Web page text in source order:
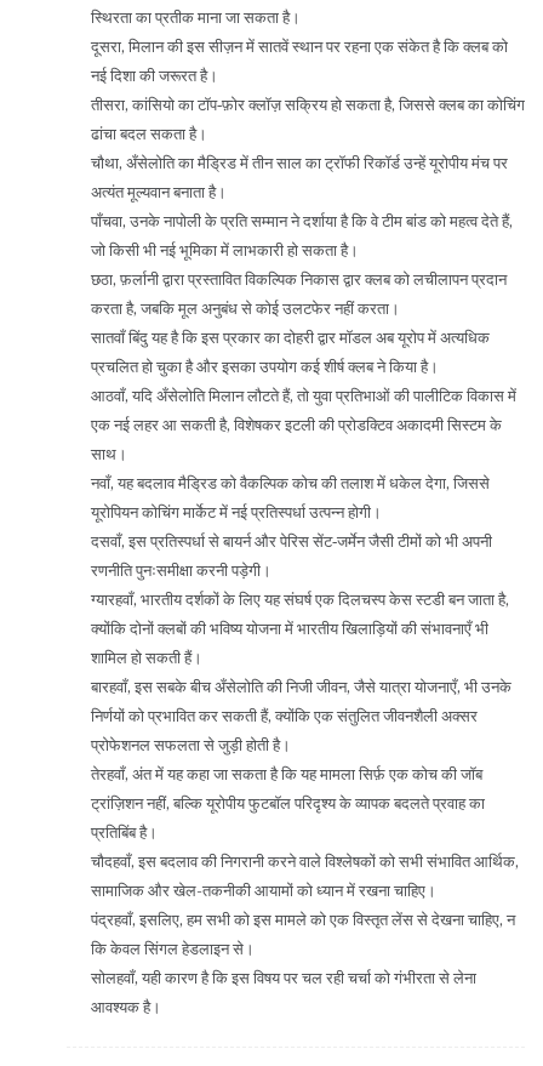
स्थिरता का प्रतीक माना जा सकता है।
दूसरा, मिलान की इस सीज़न में सातवें स्थान पर रहना एक संकेत है कि क्लब को
नई दिशा की जरूरत है।
तीसरा, कांसियो का टॉप‑फ़ोर क्लॉज़ सक्रिय हो सकता है, जिससे क्लब का कोचिंग
ढांचा बदल सकता है।
चौथा, अँसेलोति का मैड्रिड में तीन साल का ट्रॉफी रिकॉर्ड उन्हें यूरोपीय मंच पर
अत्यंत मूल्यवान बनाता है।
पाँचवा, उनके नापोली के प्रति सम्मान ने दर्शाया है कि वे टीम बांड को महत्व देते हैं,
जो किसी भी नई भूमिका में लाभकारी हो सकता है।
छठा, फ़र्लानी द्वारा प्रस्तावित विकल्पिक निकास द्वार क्लब को लचीलापन प्रदान
करता है, जबकि मूल अनुबंध से कोई उलटफेर नहीं करता।
सातवाँ बिंदु यह है कि इस प्रकार का दोहरी द्वार मॉडल अब यूरोप में अत्यधिक
प्रचलित हो चुका है और इसका उपयोग कई शीर्ष क्लब ने किया है।
आठवाँ, यदि अँसेलोति मिलान लौटते हैं, तो युवा प्रतिभाओं की पालीटिक विकास में
एक नई लहर आ सकती है, विशेषकर इटली की प्रोडक्टिव अकादमी सिस्टम के
साथ।
नवाँ, यह बदलाव मैड्रिड को वैकल्पिक कोच की तलाश में धकेल देगा, जिससे
यूरोपियन कोचिंग मार्केट में नई प्रतिस्पर्धा उत्पन्न होगी।
दसवाँ, इस प्रतिस्पर्धा से बायर्न और पेरिस सेंट‑जर्मेन जैसी टीमों को भी अपनी
रणनीति पुनःसमीक्षा करनी पड़ेगी।
ग्यारहवाँ, भारतीय दर्शकों के लिए यह संघर्ष एक दिलचस्प केस स्टडी बन जाता है,
क्योंकि दोनों क्लबों की भविष्य योजना में भारतीय खिलाड़ियों की संभावनाएँ भी
शामिल हो सकती हैं।
बारहवाँ, इस सबके बीच अँसेलोति की निजी जीवन, जैसे यात्रा योजनाएँ, भी उनके
निर्णयों को प्रभावित कर सकती हैं, क्योंकि एक संतुलित जीवनशैली अक्सर
प्रोफेशनल सफलता से जुड़ी होती है।
तेरहवाँ, अंत में यह कहा जा सकता है कि यह मामला सिर्फ़ एक कोच की जॉब
ट्रांज़िशन नहीं, बल्कि यूरोपीय फुटबॉल परिदृश्य के व्यापक बदलते प्रवाह का
प्रतिबिंब है।
चौदहवाँ, इस बदलाव की निगरानी करने वाले विश्लेषकों को सभी संभावित आर्थिक,
सामाजिक और खेल-तकनीकी आयामों को ध्यान में रखना चाहिए।
पंद्रहवाँ, इसलिए, हम सभी को इस मामले को एक विस्तृत लेंस से देखना चाहिए, न
कि केवल सिंगल हेडलाइन से।
सोलहवाँ, यही कारण है कि इस विषय पर चल रही चर्चा को गंभीरता से लेना
आवश्यक है।